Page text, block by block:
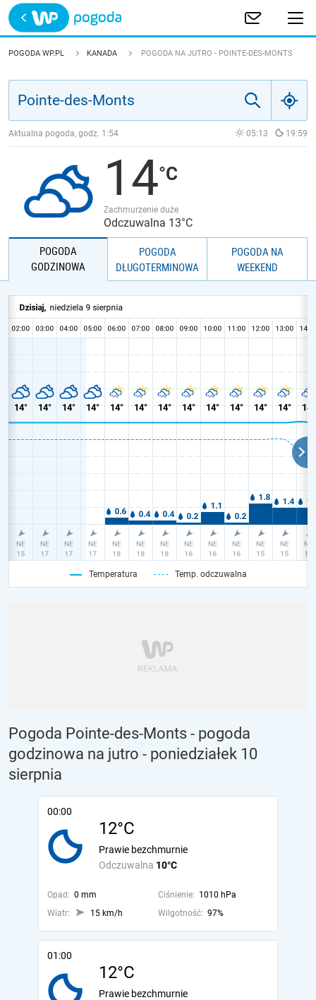
Trwa ładowanie
POLSKA
POGODA WP.PL KANADA POGODA NA JUTRO - POINTE-DES-MONTS
Aktualna pogoda, godz. 1:54 05:13 19:59
14
Zachmurzenie duże
Odczuwalna 13°C
POGODA
GODZINOWA
POGODA
DŁUGOTERMINOWA
POGODA NA
WEEKEND
Temperatura Temp. odczuwalna
Pogoda Pointe-des-Monts - pogoda
godzinowa na jutro - poniedziałek 10
sierpnia
00:00
12°C
Odczuwalna 10°C
Prawie bezchmurnie
Opad: 0 mm Ciśnienie: 1010 hPa
Wiatr:
15 km/h Wilgotność: 97%
01:00
12°C
Prawie bezchmurnie